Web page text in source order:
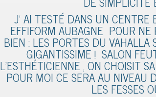
J’ AI TESTÉ DANS UN
EFFIFORM AUBAGNE POUR
BIEN : LES PORTES DU
GIGANTISSIME ! SALON
L’ESTHÉTICIENNE , ON CHOISIT
POUR MOI CE SERA AU NIVEAU
LES FESSES